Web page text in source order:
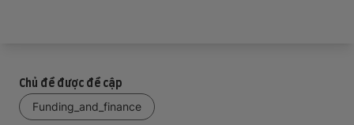
Chủ đề được đề cập
Funding_and_finance